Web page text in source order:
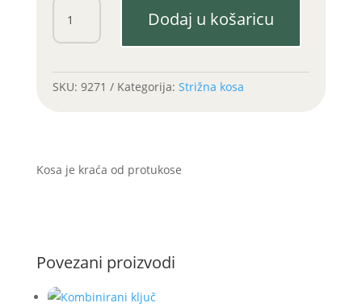
Kosa
TSK
Super
Dodaj u košaricu
SKU: 9271 Kategorija: Strižna kosa
Kosa je kraća od protukose
Povezani proizvodi